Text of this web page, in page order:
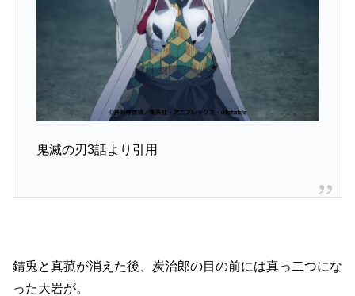
鬼滅の刃3話より引用
錆兎と真菰が消えた後、炭治郎の目の前には真っ二つにな
った大岩が。